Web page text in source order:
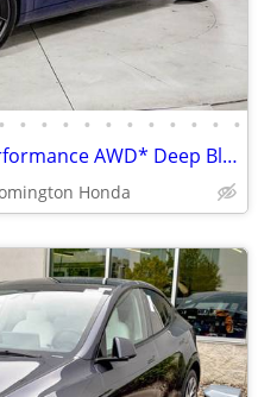
• • • • • • • • • • • •
2025 *Tesla* *Model 3* *Performance AWD* Deep Blue M
Honda